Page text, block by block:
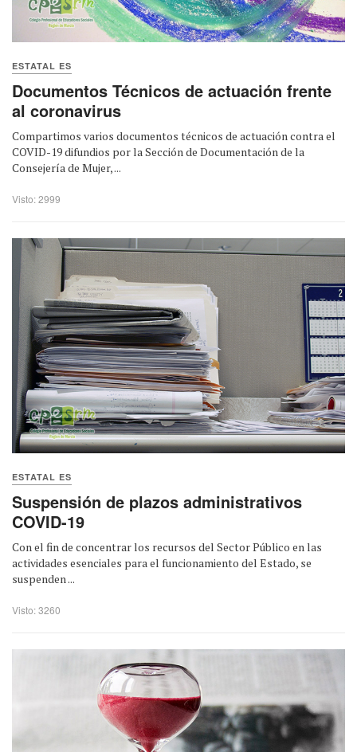
ESTATAL ES
Documentos Técnicos de actuación frente
al coronavirus
Compartimos varios documentos técnicos de actuación contra el
COVID-19 difundios por la Sección de Documentación de la
Consejería de Mujer, ...
Visto: 2999
ESTATAL ES
Suspensión de plazos administrativos
COVID-19
Con el fin de concentrar los recursos del Sector Público en las
actividades esenciales para el funcionamiento del Estado, se
suspenden ...
Visto: 3260